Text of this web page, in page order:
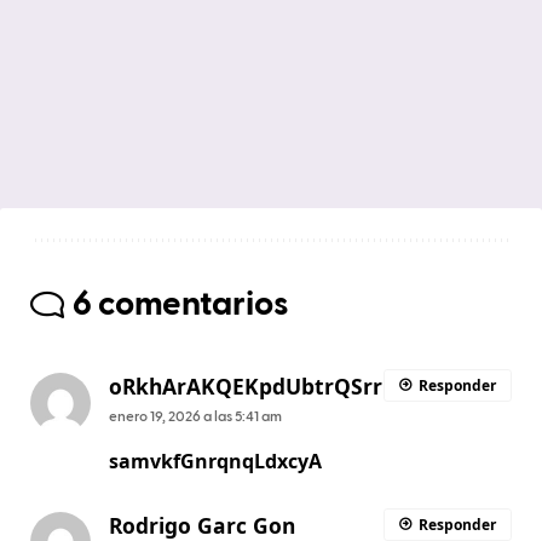
6 comentarios
oRkhArAKQEKpdUbtrQSrr
enero 19, 2026 a las 5:41 am
samvkfGnrqnqLdxcyA
Responder
Rodrigo Garc Gon Responder